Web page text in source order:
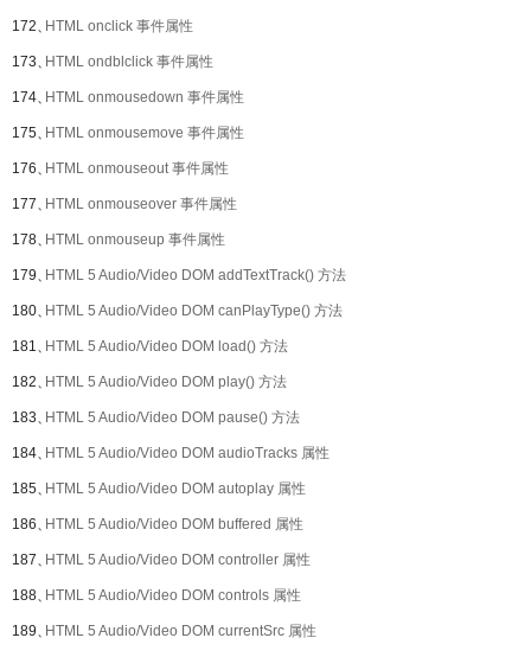
172、HTML onclick 事件属性
173、HTML ondblclick 事件属性
174、HTML onmousedown 事件属性
175、HTML onmousemove 事件属性
176、HTML onmouseout 事件属性
177、HTML onmouseover 事件属性
178、HTML onmouseup 事件属性
179、HTML 5 Audio/Video DOM addTextTrack() 方法
180、HTML 5 Audio/Video DOM canPlayType() 方法
181、HTML 5 Audio/Video DOM load() 方法
182、HTML 5 Audio/Video DOM play() 方法
183、HTML 5 Audio/Video DOM pause() 方法
184、HTML 5 Audio/Video DOM audioTracks 属性
185、HTML 5 Audio/Video DOM autoplay 属性
186、HTML 5 Audio/Video DOM buffered 属性
187、HTML 5 Audio/Video DOM controller 属性
188、HTML 5 Audio/Video DOM controls 属性
189、HTML 5 Audio/Video DOM currentSrc 属性